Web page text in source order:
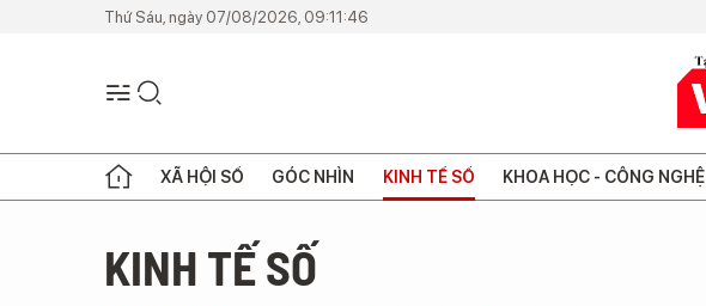
Thứ Sáu, ngày 07/08/2026, 09:11:46
XÃ HỘI SỐ GÓC NHÌN KINH TẾ SỐ KHOA HỌC - CÔNG NGHỆ
KINH TẾ SỐ